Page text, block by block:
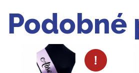
Podobné